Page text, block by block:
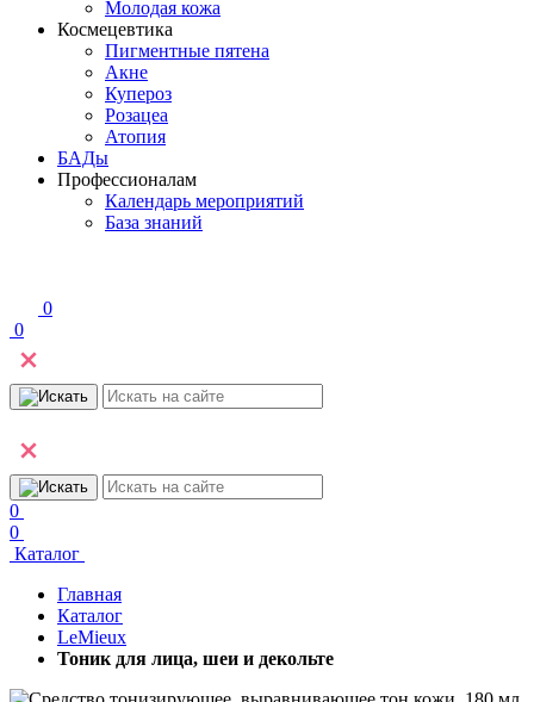
Молодая кожа
Космецевтика
Пигментные пятена
Акне
Купероз
Розацеа
Атопия
БАДы
Профессионалам
Календарь мероприятий
База знаний
0
0
0
0
Каталог
Главная
Каталог
LeMieux
Тоник для лица, шеи и декольте